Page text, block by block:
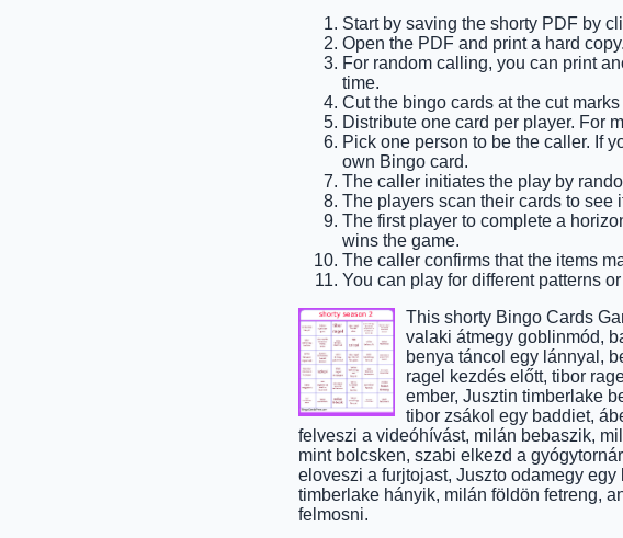
Start by saving the shorty PDF by
Open the PDF and print a hard copy.
For random calling, you can print
time.
Cut the bingo cards at the cut
Distribute one card per player. For
Pick one person to be the caller. If
own Bingo card.
The caller initiates the play by
The players scan their cards to see
The first player to complete a
wins the game.
The caller confirms that the items
You can play for different patterns
This shorty Bingo Cards
valaki átmegy goblinmód,
benya táncol egy lánnyal,
ragel kezdés előtt, tibor
ember, Jusztin timberlake
tibor zsákol egy baddiet,
felveszi a videóhívást, milán bebaszik,
mint bolcsken, szabi elkezd a
eloveszi a furjtojast, Juszto odamegy
timberlake hányik, milán földön fetreng,
felmosni.